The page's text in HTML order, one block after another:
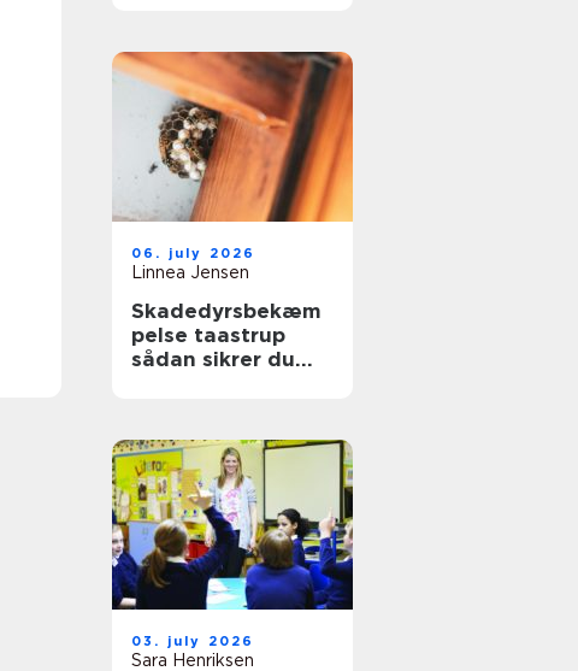
06. july 2026
Linnea Jensen
Skadedyrsbekæm
pelse taastrup
sådan sikrer du
03. july 2026
Sara Henriksen